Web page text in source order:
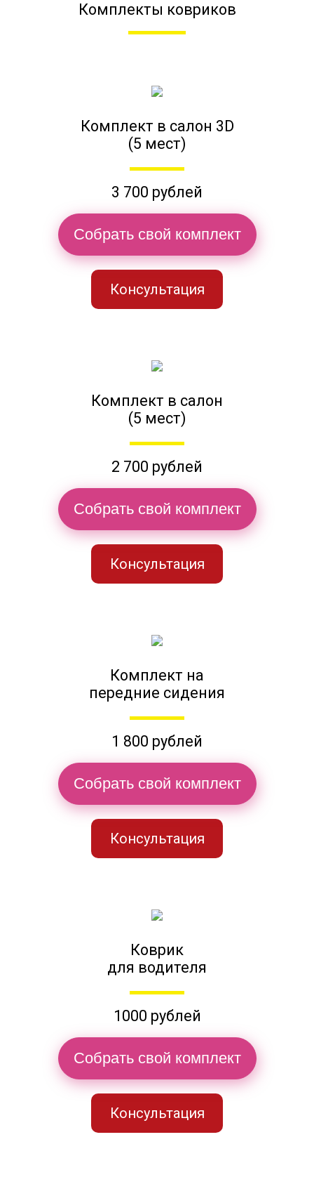
Комплекты ковриков
Комплект в салон 3D
(5 мест)
3 700 рублей
Собрать свой комплект
Консультация
Комплект в салон
(5 мест)
2 700 рублей
Собрать свой комплект
Консультация
Комплект на
передние сидения
1 800 рублей
Собрать свой комплект
Консультация
Коврик
для водителя
1000 рублей
Собрать свой комплект
Консультация